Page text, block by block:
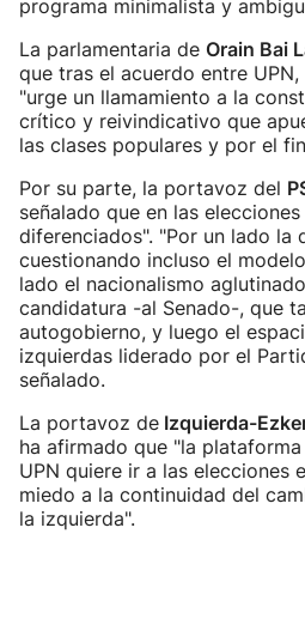
programa minimalista y
La parlamentaria de Orain Bai
que tras el acuerdo entre UPN,
"urge un llamamiento a la
crítico y reivindicativo que
las clases populares y por el
Por su parte, la portavoz del
señalado que en las
diferenciados". "Por un lado la
cuestionando incluso el
lado el nacionalismo
candidatura -al Senado-, que
autogobierno, y luego el
izquierdas liderado por el
señalado.
La portavoz de Izquierda-
ha afirmado que "la
UPN quiere ir a las elecciones
miedo a la continuidad del
la izquierda".